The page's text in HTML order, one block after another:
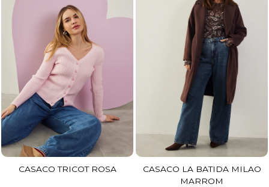
CASACO TRICOT ROSA
CASACO LA BATIDA MILAO
MARROM